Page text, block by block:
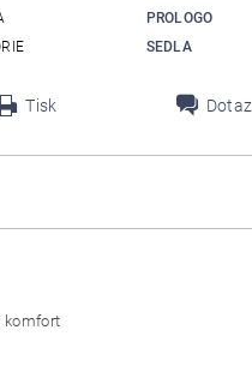
PROLOGO
SEDLA
Tisk Dotaz
komfort